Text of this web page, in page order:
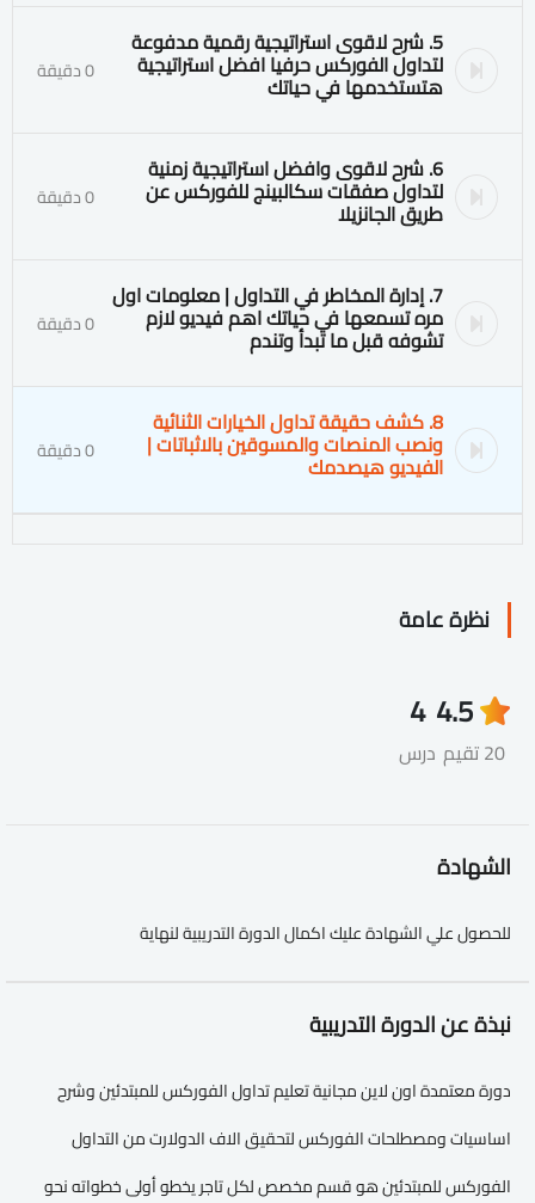
5. شرح لاقوى استراتيجية رقمية مدفوعة
لتداول الفوركس حرفيا افضل استراتيجية
هتستخدمها في حياتك 0 دقيقة
6. شرح لاقوى وافضل استراتيجية زمنية
لتداول صفقات سكالبينج للفوركس عن
طريق الجانزيلا 0 دقيقة
7. إدارة المخاطر في التداول | معلومات اول
مره تسمعها في حياتك اهم فيديو لازم
تشوفه قبل ما تبدأ وتندم 0 دقيقة
8. كشف حقيقة تداول الخيارات الثنائية
ونصب المنصات والمسوقين بالاثباتات |
الفيديو هيصدمك 0 دقيقة
نظرة عامة
4.5
20 تقيم
4
درس
الشهادة
للحصول علي الشهادة عليك اكمال الدورة التدريبية لنهاية
نبذة عن الدورة التدريبية
دورة معتمدة اون لاين مجانية تعليم تداول الفوركس للمبتدئين وشرح
اساسيات ومصطلحات الفوركس لتحقيق الاف الدولارت من التداول
الفوركس للمبتدئين هو قسم مخصص لكل تاجر يخطو أولى خطواته نحو